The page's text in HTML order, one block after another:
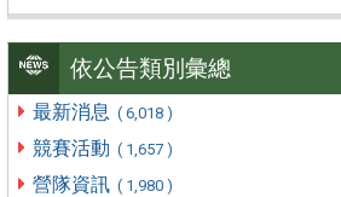
依公告類別彙總
最新消息 ( 6,018 )
競賽活動 ( 1,657 )
營隊資訊 ( 1,980 )